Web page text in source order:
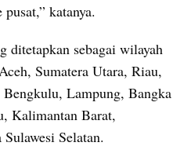
katanya.
ditetapkan sebagai wilayah
Sumatera Utara, Riau,
Bengkulu, Lampung, Bangka
Kalimantan Barat,
Selatan.